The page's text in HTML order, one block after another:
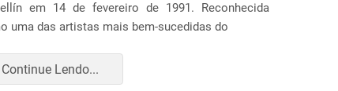
em 14 de fevereiro de 1991. Reconhecida
uma das artistas mais bem-sucedidas do
Continue Lendo...